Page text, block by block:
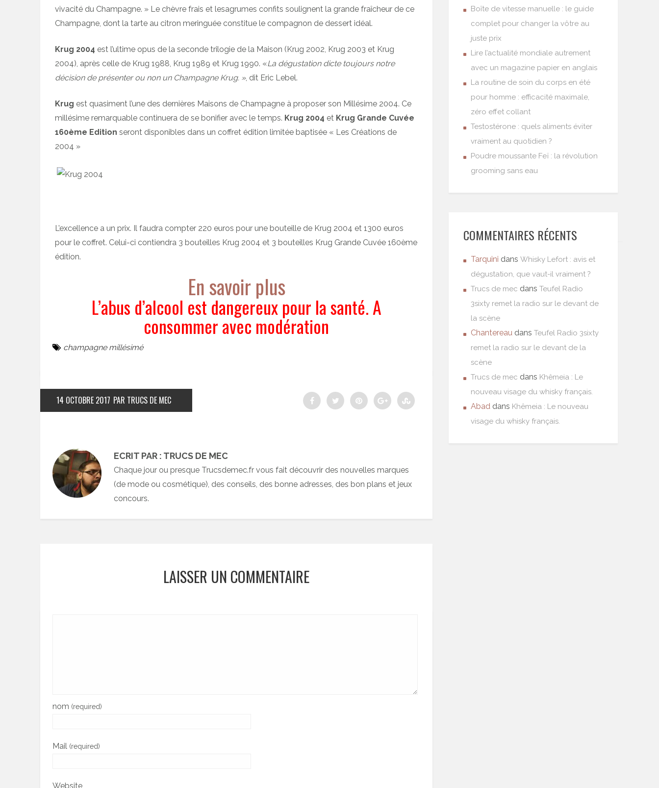
vivacité du Champagne. » Le chèvre frais et lesagrumes confits soulignent la grande fraîcheur de ce
Champagne, dont la tarte au citron meringuée constitue le compagnon de dessert idéal.
Krug 2004 est l’ultime opus de la seconde trilogie de la Maison (Krug 2002, Krug 2003 et Krug
2004), après celle de Krug 1988, Krug 1989 et Krug 1990. «La dégustation dicte toujours notre
décision de présenter ou non un Champagne Krug. », dit Eric Lebel.
Krug est quasiment l’une des dernières Maisons de Champagne à proposer son Millésime 2004. Ce
millésime remarquable continuera de se bonifier avec le temps. Krug 2004 et Krug Grande Cuvée
160ème Edition seront disponibles dans un coffret édition limitée baptisée « Les Créations de
2004 »
L’excellence a un prix. Il faudra compter 220 euros pour une bouteille de Krug 2004 et 1300 euros
pour le coffret. Celui-ci contiendra 3 bouteilles Krug 2004 et 3 bouteilles Krug Grande Cuvée 160ème
édition.
En savoir plus
L’abus d’alcool est dangereux pour la santé. A
consommer avec modération
champagne millésimé
14 OCTOBRE 2017 PAR TRUCS DE MEC
ECRIT PAR : TRUCS DE MEC
Chaque jour ou presque Trucsdemec.fr vous fait découvrir des nouvelles marques
(de mode ou cosmétique), des conseils, des bonne adresses, des bon plans et jeux
concours.
LAISSER UN COMMENTAIRE
nom (required)
Mail (required)
Website
Boîte de vitesse manuelle : le guide
complet pour changer la vôtre au
juste prix
Lire l’actualité mondiale autrement
avec un magazine papier en anglais
La routine de soin du corps en été
pour homme : efficacité maximale,
zéro effet collant
Testostérone : quels aliments éviter
vraiment au quotidien ?
Poudre moussante Feï : la révolution
grooming sans eau
COMMENTAIRES RÉCENTS
Tarquini dans Whisky Lefort : avis et
dégustation, que vaut-il vraiment ?
Trucs de mec dans Teufel Radio
3sixty remet la radio sur le devant de
la scène
Chantereau dans Teufel Radio 3sixty
remet la radio sur le devant de la
scène
Trucs de mec dans Khêmeia : Le
nouveau visage du whisky français.
Abad dans Khêmeia : Le nouveau
visage du whisky français.